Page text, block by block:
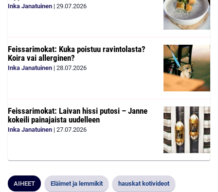
Inka Janatuinen | 29.07.2026
Feissarimokat: Kuka poistuu ravintolasta?
Koira vai allerginen?
Inka Janatuinen | 28.07.2026
Feissarimokat: Laivan hissi putosi – Janne
kokeili painajaista uudelleen
Inka Janatuinen | 27.07.2026
AIHEET Eläimet ja lemmikit hauskat kotivideot